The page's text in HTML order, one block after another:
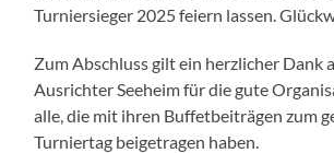
Turniersieger 2025 feiern lassen.
Zum Abschluss gilt ein herzlicher Dank
Ausrichter Seeheim für die gute
alle, die mit ihren Buffetbeiträgen zum
Turniertag beigetragen haben.